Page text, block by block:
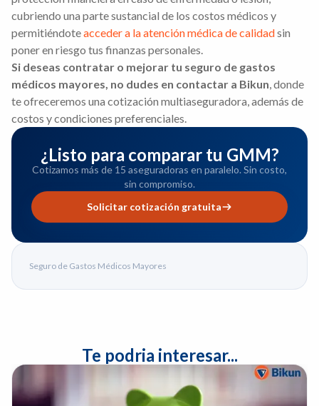
cubriendo una parte sustancial de los costos médicos y
permitiéndoteacceder a la atención médica de calidadsin
poner en riesgo tus finanzas personales.
Si deseas contratar o mejorar tu seguro de gastos
médicos mayores, no dudes en contactar a Bikun, donde
te ofreceremos una cotización multiaseguradora, además de
costos y condiciones preferenciales.
¿Listo para comparar tu GMM?
Cotizamos más de 15 aseguradoras en paralelo. Sin costo,
sin compromiso.
Solicitar cotización gratuita
Seguro de Gastos Médicos Mayores
Te podria interesar...